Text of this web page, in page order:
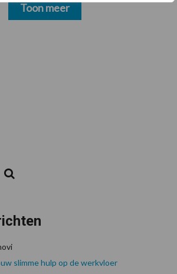
Toon meer
slimme hulp op de werkvloer